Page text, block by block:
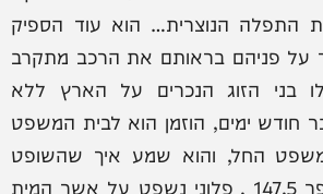
התפלה הנוצרית… הוא עוד הספיק
על פניהם בראותם את הרכב מתקרב
בני הזוג הנכרים על הארץ ללא
חודש ימים, הוזמן הוא לבית המשפט
החל, והוא שמע איך שהשופט
מכריז: "משפט מספר 147,5 , פלוני נשפט על אשר המית